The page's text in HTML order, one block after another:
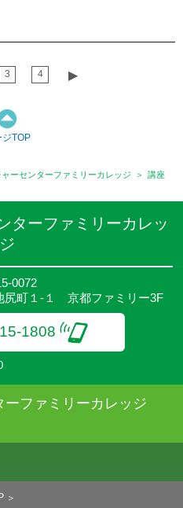
3 4 ▶︎
ジTOP
ーセンターファミリーカレッジ
講座
ターファミリーカレッ
ジ
0072
尻町１-１ 京都ファミリー3F
1808
ファミリーカレッジ